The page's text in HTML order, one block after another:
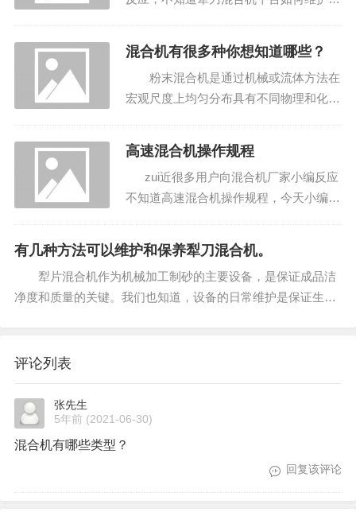
混合机有很多种你想知道哪些？
粉末混合机是通过机械或流体方法在
宏观尺度上均匀分布具有不同物理和化学
化。随着新材料的快速发展和工业应用，
粉末复合材料的均匀混合变得越来越重
要。 粉末混合机的...
高速混合机操作规程
zui近很多用户向混合机厂家小编反应
不知道高速混合机操作规程，今天小编就
开...
有几种方法可以维护和保养犁刀混合机。
犁片混合机作为机械加工制砂的主要设备，是保证成品洁
净度和质量的关键。我们也知道，设备的日常维护是保证生产
维护？ 目前大部分...
评论列表
张先生
5年前 (2021-06-30)
混合机有哪些类型？
回复该评论